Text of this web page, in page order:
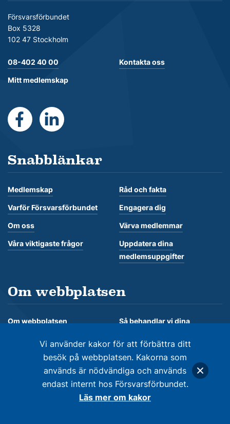
Vi använder kakor för att förbättra ditt
besök på webbplatsen. Kakorna som
används är nödvändiga och används
endast internt hos Försvarsförbundet.
Läs mer om kakor
Försvarsförbundet
Box 5328
102 47 Stockholm
08-402 40 00
Mitt medlemskap
Kontakta oss
https://www.facebook.com/Forsvarsforbundet
https://se.linkedin.com/company/
Snabblänkar
Medlemskap
Varför Försvarsförbundet
Om oss
Våra viktigaste frågor
Råd och fakta
Engagera dig
Värva medlemmar
Uppdatera dina
medlemsuppgifter
Om webbplatsen
Om webbplatsen
Om kakor
Så behandlar vi dina
© Försvarsförbundet 2026. Alla rättigheter förbehålles